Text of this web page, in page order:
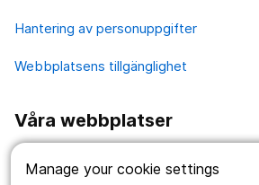
Manage your cookie settings
Hantering av personuppgifter
Webbplatsens tillgänglighet
Våra webbplatser